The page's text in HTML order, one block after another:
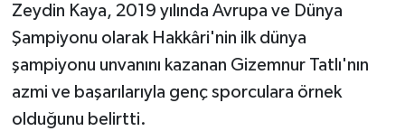
Zeydin Kaya, 2019 yılında Avrupa ve Dünya
Şampiyonu olarak Hakkâri'nin ilk dünya
şampiyonu unvanını kazanan Gizemnur Tatlı'nın
azmi ve başarılarıyla genç sporculara örnek
olduğunu belirtti.